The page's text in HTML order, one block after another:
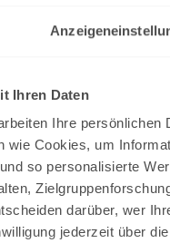
Ihren Daten
Ihre persönlichen
wie Cookies, um
so personalisierte
darüber, wer
jederzeit über